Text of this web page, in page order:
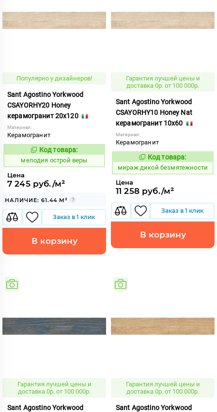
Популярно у дизайнеров!
Sant Agostino Yorkwood
CSAYORHY20 Honey
керамогранит 20x120
Материал:
Керамогранит
961633
Код товара:
мелодия острой веры
Цена
7 245 руб./м²
НАЛИЧИЕ: 61.44 М²
Заказ в 1 клик
В корзину
Гарантия лучшей цены и
доставка 0р. от 100 000р.
Sant Agostino Yorkwood
CSAYORHY10 Honey Nat
керамогранит 10x60
Материал:
Керамогранит
987504
Код товара:
мираж дикой безмятежности
Цена
11 258 руб./м²
Заказ в 1 клик
В корзину
Гарантия лучшей цены и
доставка 0р. от 100 000р.
Sant Agostino Yorkwood
Гарантия лучшей цены и
доставка 0р. от 100 000р.
Sant Agostino Yorkwood